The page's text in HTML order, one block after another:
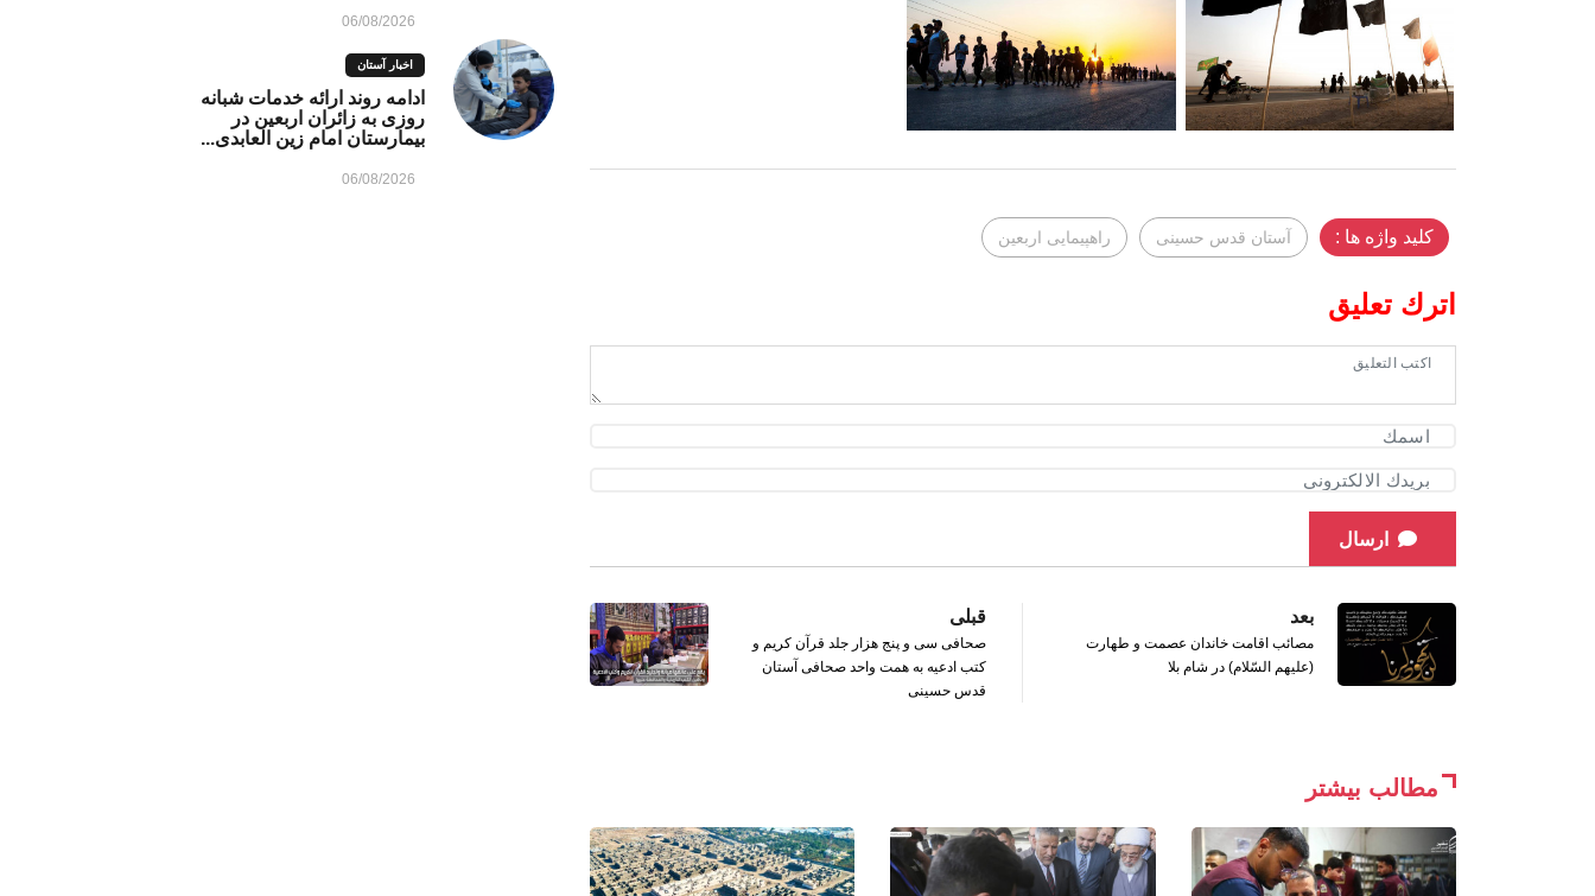
کلید واژه ها : آستان قدس حسینی راهپیمایی اربعین
اترك تعليق
ارسال
قبلی
صحافی سی و پنج هزار جلد قرآن کریم و
کتب ادعیه به همت واحد صحافی آستان
قدس حسینی
بعد
مصائب اقامت خاندان عصمت و طهارت
(علیهم السّلام) در شام بلا
مطالب بیشتر
06/08/2026
اخبار آستان
ادامه روند ارائه خدمات شبانه
روزی به زائران اربعین در
بیمارستان امام زین العابدی...
06/08/2026